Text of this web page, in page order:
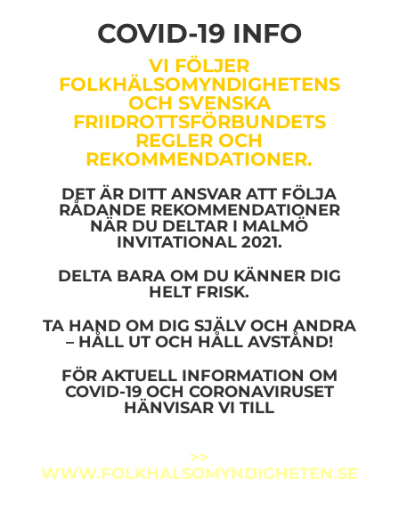
COVID-19 INFO
VI FÖLJER
FOLKHÄLSOMYNDIGHETENS
OCH SVENSKA
FRIIDROTTSFÖRBUNDETS
REGLER OCH
REKOMMENDATIONER.
DET ÄR DITT ANSVAR ATT FÖLJA
RÅDANDE REKOMMENDATIONER
NÄR DU DELTAR I MALMÖ
INVITATIONAL 2021.
DELTA BARA OM DU KÄNNER DIG
HELT FRISK.
TA HAND OM DIG SJÄLV OCH ANDRA
– HÅLL UT OCH HÅLL AVSTÅND!
FÖR AKTUELL INFORMATION OM
COVID-19 OCH CORONAVIRUSET
HÄNVISAR VI TILL
>>
WWW.FOLKHALSOMYNDIGHETEN.SE